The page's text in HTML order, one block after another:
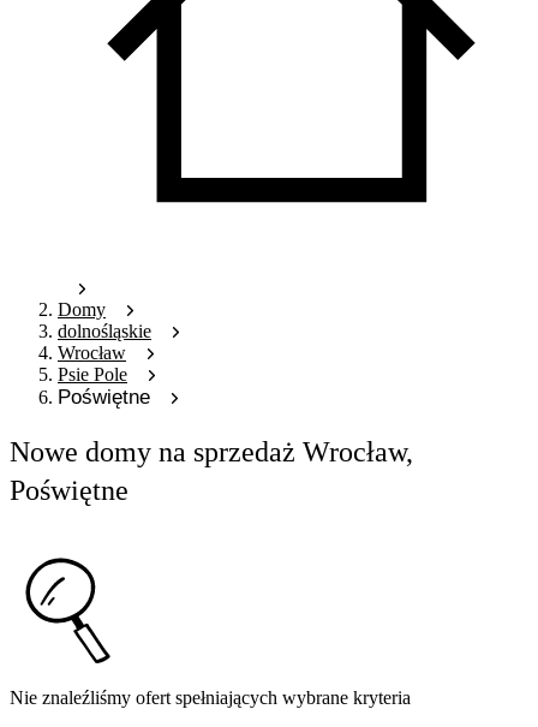
Domy
dolnośląskie
Wrocław
Psie Pole
Poświętne
Nowe domy na sprzedaż Wrocław,
Poświętne
Nie znaleźliśmy ofert spełniających wybrane kryteria